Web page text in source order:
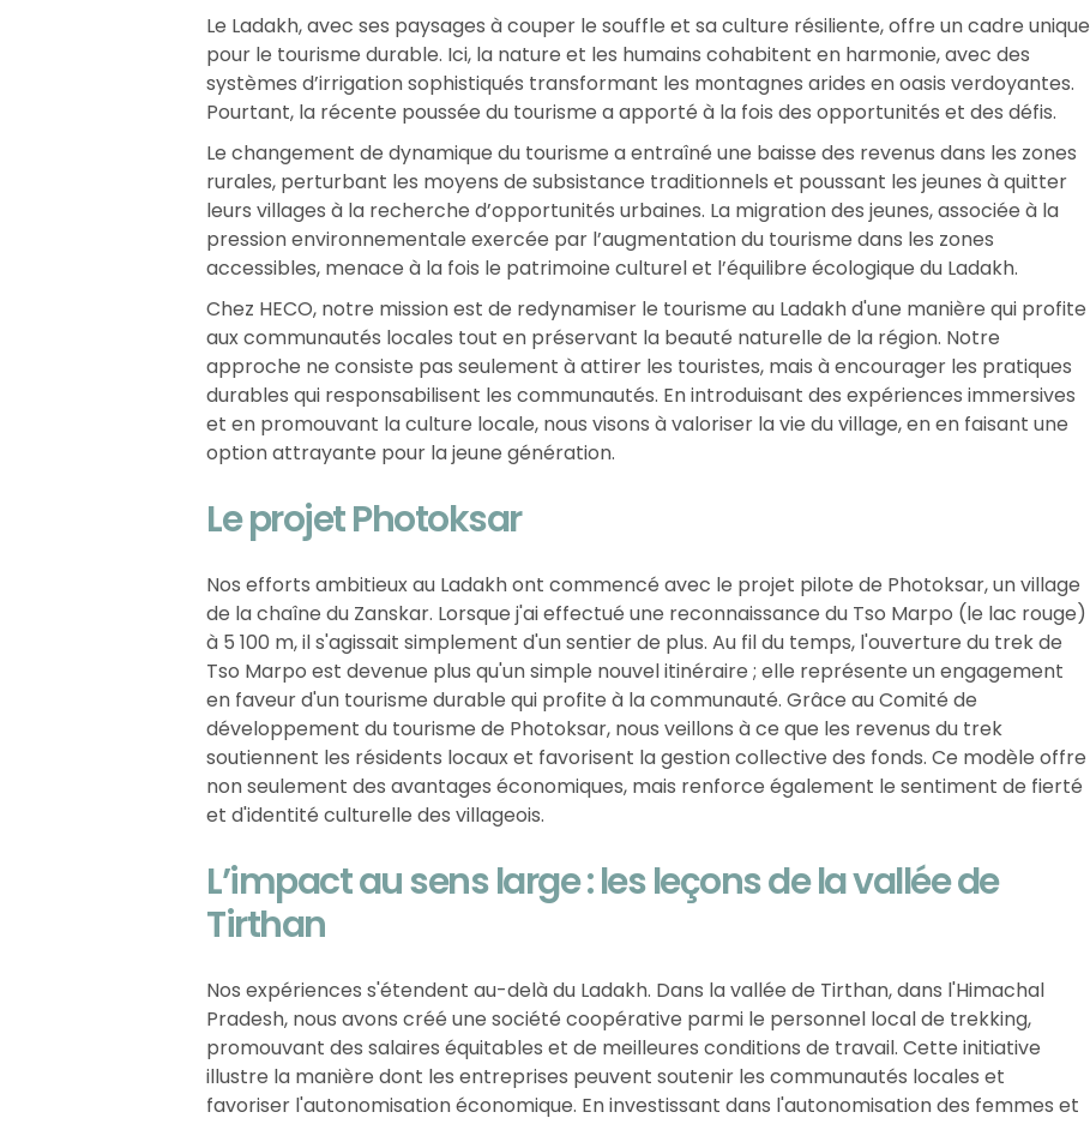
Le Ladakh, avec ses paysages à couper le souffle et sa culture résiliente, offre un cadre unique
pour le tourisme durable. Ici, la nature et les humains cohabitent en harmonie, avec des
systèmes d’irrigation sophistiqués transformant les montagnes arides en oasis verdoyantes.
Pourtant, la récente poussée du tourisme a apporté à la fois des opportunités et des défis.
Le changement de dynamique du tourisme a entraîné une baisse des revenus dans les zones
rurales, perturbant les moyens de subsistance traditionnels et poussant les jeunes à quitter
leurs villages à la recherche d’opportunités urbaines. La migration des jeunes, associée à la
pression environnementale exercée par l’augmentation du tourisme dans les zones
accessibles, menace à la fois le patrimoine culturel et l’équilibre écologique du Ladakh.
Chez HECO, notre mission est de redynamiser le tourisme au Ladakh d'une manière qui profite
aux communautés locales tout en préservant la beauté naturelle de la région. Notre
approche ne consiste pas seulement à attirer les touristes, mais à encourager les pratiques
durables qui responsabilisent les communautés. En introduisant des expériences immersives
et en promouvant la culture locale, nous visons à valoriser la vie du village, en en faisant une
option attrayante pour la jeune génération.
Le projet Photoksar
Nos efforts ambitieux au Ladakh ont commencé avec le projet pilote de Photoksar, un village
de la chaîne du Zanskar. Lorsque j'ai effectué une reconnaissance du Tso Marpo (le lac rouge)
à 5 100 m, il s'agissait simplement d'un sentier de plus. Au fil du temps, l'ouverture du trek de
Tso Marpo est devenue plus qu'un simple nouvel itinéraire ; elle représente un engagement
en faveur d'un tourisme durable qui profite à la communauté. Grâce au Comité de
développement du tourisme de Photoksar, nous veillons à ce que les revenus du trek
soutiennent les résidents locaux et favorisent la gestion collective des fonds. Ce modèle offre
non seulement des avantages économiques, mais renforce également le sentiment de fierté
et d'identité culturelle des villageois.
L’impact au sens large : les leçons de la vallée de
Tirthan
Nos expériences s'étendent au-delà du Ladakh. Dans la vallée de Tirthan, dans l'Himachal
Pradesh, nous avons créé une société coopérative parmi le personnel local de trekking,
promouvant des salaires équitables et de meilleures conditions de travail. Cette initiative
illustre la manière dont les entreprises peuvent soutenir les communautés locales et
favoriser l'autonomisation économique. En investissant dans l'autonomisation des femmes et